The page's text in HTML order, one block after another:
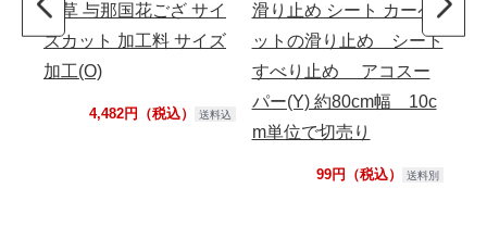
い草 与那国花ござ サイ
ズカット 加工料 サイズ
加工(O)
4,482円（税込） 送料込
滑り止め シート カーペ
ットの滑り止め シート
すべり止め アコスー
パー(Y) 約80cm幅 10c
m単位で切売り
99円（税込） 送料別